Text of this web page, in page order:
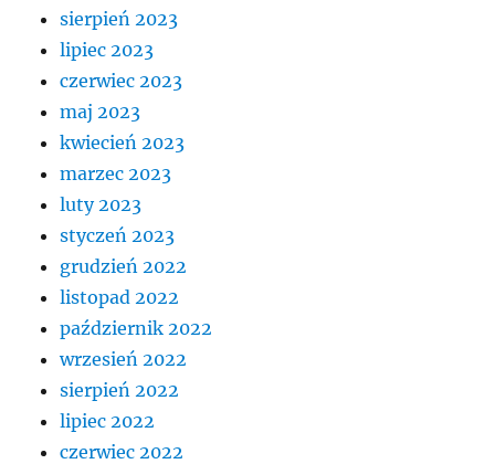
sierpień 2023
lipiec 2023
czerwiec 2023
maj 2023
kwiecień 2023
marzec 2023
luty 2023
styczeń 2023
grudzień 2022
listopad 2022
październik 2022
wrzesień 2022
sierpień 2022
lipiec 2022
czerwiec 2022